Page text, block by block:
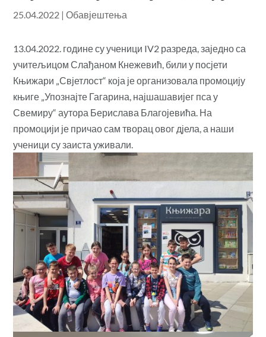
25.04.2022 |Обавјештења
13.04.2022. године су ученици IV2 разреда, заједно са
учитељицом Слађаном Кнежевић, били у посјети
Књижари „Свјетлост“ која је организовала промоцију
књиге „Упознајте Гагарина, најшашавијег пса у
Свемиру“ аутора Берислава Благојевића. На
промоцији је причао сам творац овог дјела, а наши
ученици су заиста уживали.